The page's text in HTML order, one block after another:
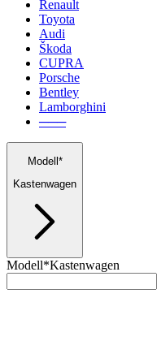
Renault
Toyota
Audi
Škoda
CUPRA
Porsche
Bentley
Lamborghini
───
Modell*
Kastenwagen
Modell*Kastenwagen